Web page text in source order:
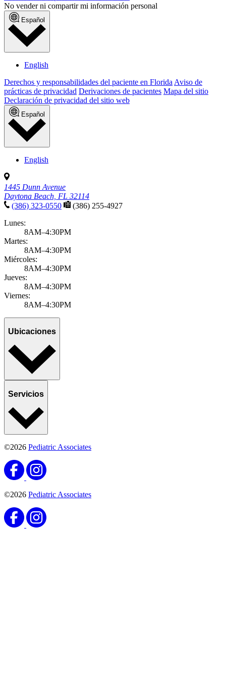
No vender ni compartir mi información personal
Español
English
Derechos y responsabilidades del paciente en FloridaAviso de
prácticas de privacidad Derivaciones de pacientes Mapa del sitio
Declaración de privacidad del sitio web
Español
English
1445 Dunn Avenue
Daytona Beach, FL 32114
(386) 323-0550
(386) 255-4927
Lunes:
8AM–4:30PM
Martes:
8AM–4:30PM
Miércoles:
8AM–4:30PM
Jueves:
8AM–4:30PM
Viernes:
8AM–4:30PM
Ubicaciones
Servicios
©2026 Pediatric Associates
©2026 Pediatric Associates